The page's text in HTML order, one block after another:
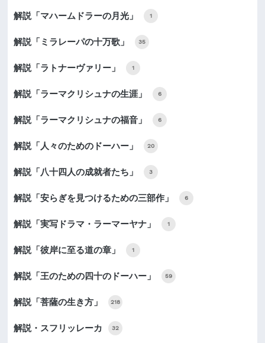
解説「マハームドラーの月光」 1
解説「ミラレーパの十万歌」 35
解説「ラトナーヴァリー」 1
解説「ラーマクリシュナの生涯」 6
解説「ラーマクリシュナの福音」 6
解説「人々のためのドーハー」 20
解説「八十四人の成就者たち」 3
解説「安らぎを見つけるための三部作」 6
解説「実写ドラマ・ラーマーヤナ」 1
解説「彼岸に至る道の章」 1
解説「王のための四十のドーハー」 59
解説「菩薩の生き方」 218
解説・スフリッレーカ 32